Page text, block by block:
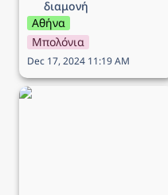
διαμονή
Αθήνα
Μπολόνια
Dec 17, 2024 11:19 AM
Ταξίδι στη Βενετία → 5